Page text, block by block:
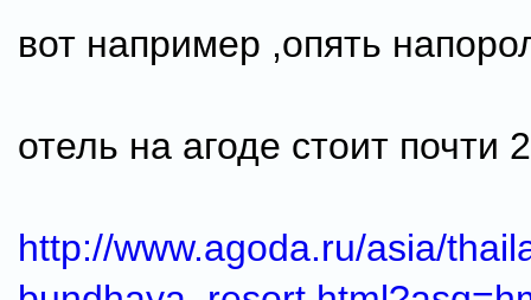
вот например ,опять
отель на агоде стоит почти
http://www.agoda.ru/asia/